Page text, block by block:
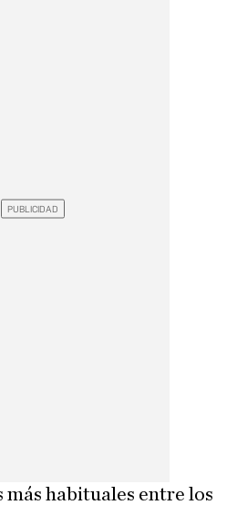
más habituales entre los